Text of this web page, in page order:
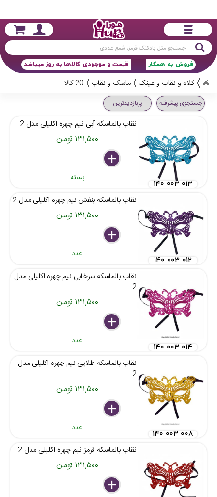
جستجو
قیمت و موجودی کالاها به روز میباشد فروش به همکار
کلاه و نقاب و عینک ماسک و نقاب 20 کالا
جستجوی پیشرفته پربازدیدترین
نقاب بالماسکه آبی نیم چهره اکلیلی مدل 2
۱۳۱,۵۰۰ تومان
delete
remove
add
بسته
۱۴۰ ۰۰۳ ۰۱۳
نقاب بالماسکه بنفش نیم چهره اکلیلی مدل 2
۱۳۱,۵۰۰ تومان
delete
remove
add
عدد
۱۴۰ ۰۰۳ ۰۱۲
نقاب بالماسکه سرخابی نیم چهره اکلیلی مدل
2
۱۳۱,۵۰۰ تومان
delete
remove
add
عدد
۱۴۰ ۰۰۳ ۰۱۴
نقاب بالماسکه طلایی نیم چهره اکلیلی مدل
2
۱۳۱,۵۰۰ تومان
delete
remove
add
عدد
۱۴۰ ۰۰۳ ۰۰۸
نقاب بالماسکه قرمز نیم چهره اکلیلی مدل 2
۱۳۱,۵۰۰ تومان
delete
remove
add